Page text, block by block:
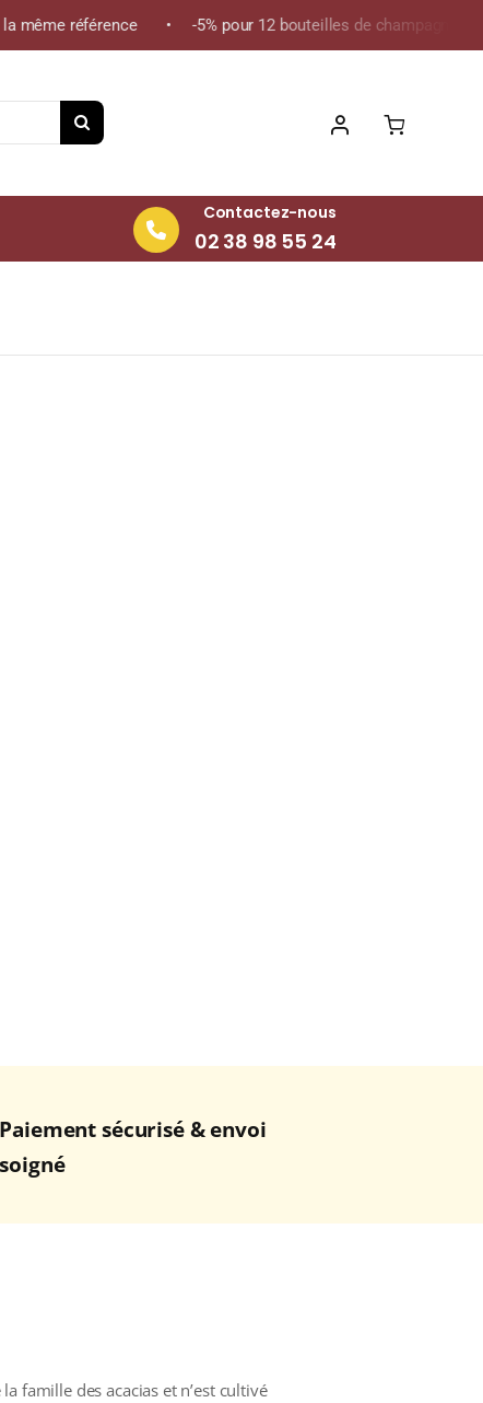
référence • -5% pour 12 bouteilles de champagne de la
Contactez-nous
02 38 98 55 24
Paiement sécurisé & envoi
soigné
famille des acacias et n’est cultivé